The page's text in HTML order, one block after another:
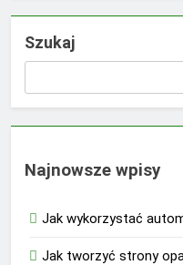
Szukaj
Najnowsze wpisy
Jak wykorzystać
Jak tworzyć strony